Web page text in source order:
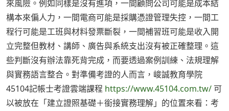
來風險。例如同樣是沒有進項，一間顧問公司可能是成本結
構本來偏人力，一間電商可能是採購憑證管理失控，一間工
程行可能是工班與材料發票斷裂，一間補習班可能是收入開
立完整但教材、講師、廣告與系統支出沒有被正確整理。這
些判斷沒有辦法靠死背完成，而要透過案例訓練、法規理解
與實務語言整合。對準備考證的人而言，峻誠教育學院
45104記帳士考證雲端課程 https://www.45104.com.tw/ 可
以被放在「建立證照基礎＋銜接實務理解」的位置來看：考